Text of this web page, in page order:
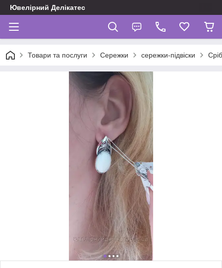
Ювелірний Делікатес
Товари та послуги Сережки сережки-підвіски